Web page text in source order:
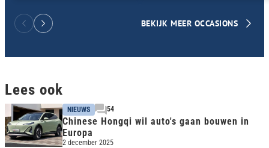
BEKIJK MEER OCCASIONS
Lees ook
NIEUWS 54
Chinese Hongqi wil auto's gaan bouwen in
Europa
2 december 2025